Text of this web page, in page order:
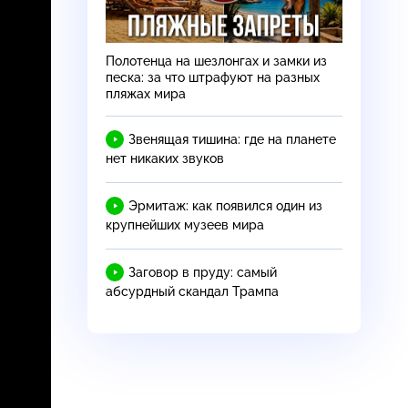
Полотенца на шезлонгах и замки из
песка: за что штрафуют на разных
пляжах мира
Звенящая тишина: где на планете
нет никаких звуков
Эрмитаж: как появился один из
крупнейших музеев мира
Заговор в пруду: самый
абсурдный скандал Трампа